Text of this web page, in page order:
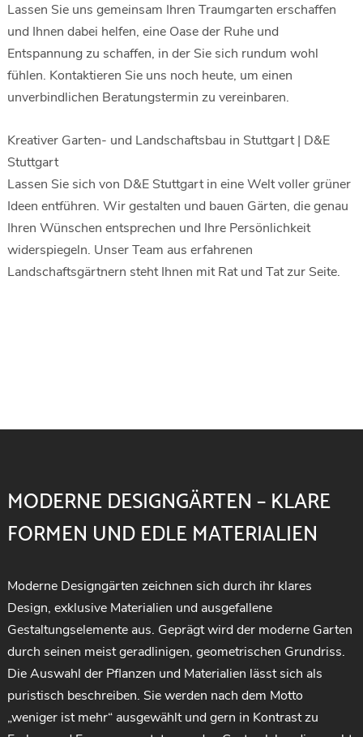
Lassen Sie uns gemeinsam Ihren Traumgarten erschaffen
und Ihnen dabei helfen, eine Oase der Ruhe und
Entspannung zu schaffen, in der Sie sich rundum wohl
fühlen. Kontaktieren Sie uns noch heute, um einen
unverbindlichen Beratungstermin zu vereinbaren.
Kreativer Garten- und Landschaftsbau in Stuttgart | D&E
Stuttgart
Lassen Sie sich von D&E Stuttgart in eine Welt voller grüner
Ideen entführen. Wir gestalten und bauen Gärten, die genau
Ihren Wünschen entsprechen und Ihre Persönlichkeit
widerspiegeln. Unser Team aus erfahrenen
Landschaftsgärtnern steht Ihnen mit Rat und Tat zur Seite.
MODERNE DESIGNGÄRTEN – KLARE
FORMEN UND EDLE MATERIALIEN
Moderne Designgärten zeichnen sich durch ihr klares
Design, exklusive Materialien und ausgefallene
Gestaltungselemente aus. Geprägt wird der moderne Garten
durch seinen meist geradlinigen, geometrischen Grundriss.
Die Auswahl der Pflanzen und Materialien lässt sich als
puristisch beschreiben. Sie werden nach dem Motto
„weniger ist mehr“ ausgewählt und gern in Kontrast zu